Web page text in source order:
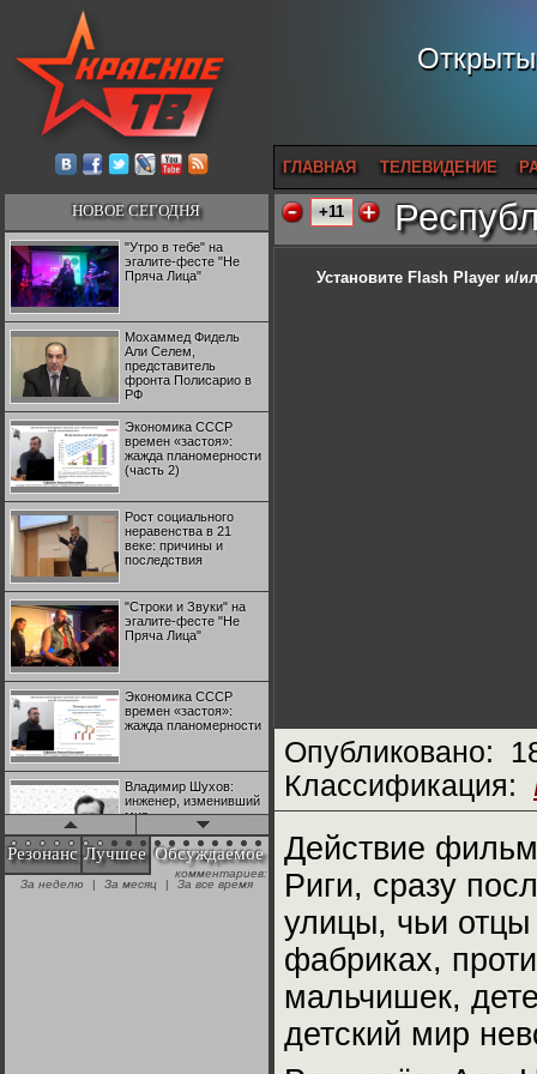
ГЛАВНАЯ ТЕЛЕВИДЕНИЕ
НОВОЕ СЕГОДНЯ
"Утро в тебе" на
эгалите-фесте "Не
Пряча Лица"
Мохаммед Фидель
Али Селем,
представитель
фронта Полисарио в
РФ
Экономика СССР
времен «застоя»:
жажда планомерности
(часть 2)
Рост социального
неравенства в 21
веке: причины и
последствия
"Строки и Звуки" на
эгалите-фесте "Не
Пряча Лица"
Экономика СССР
времен «застоя»:
жажда планомерности
Владимир Шухов:
инженер, изменивший
мир
"Аркадий Коц" на
эгалите-фесте "Не
Резонанс Лучшее Обсуждаемое
комментариев:
За неделю
| За месяц | За все время
+11
Установите Flash Player и/
Опубликовано:
Классификация:
Действие
Риги, сразу
улицы, чьи
фабриках,
мальчишек,
детский мир